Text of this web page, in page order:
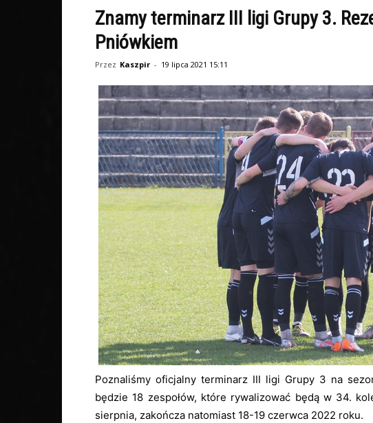
Znamy terminarz III ligi Grupy 3.
Pniówkiem
Przez Kaszpir - 19 lipca 2021 15:11
Poznaliśmy oficjalny terminarz III ligi Grupy 3 na
będzie 18 zespołów, które rywalizować będą w 34.
sierpnia, zakończa natomiast 18-19 czerwca 2022 roku.